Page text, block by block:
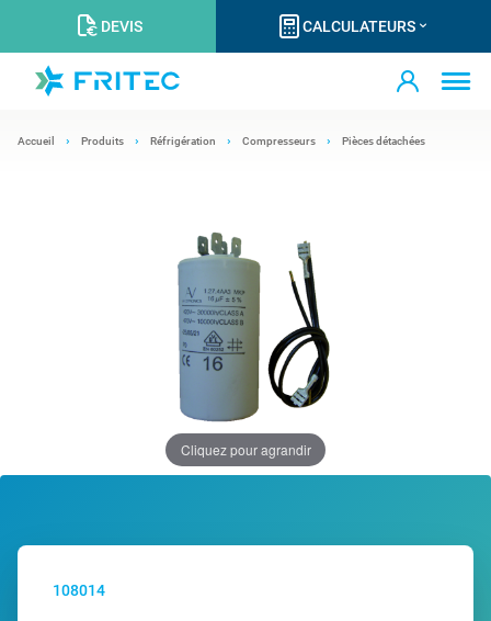
DEVIS CALCULATEURS
Accueil Produits Réfrigération Compresseurs Pièces détachées
Cliquez pour agrandir
108014